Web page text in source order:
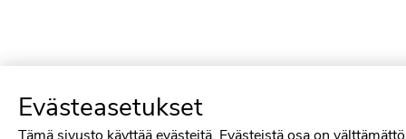
Evästeasetukset